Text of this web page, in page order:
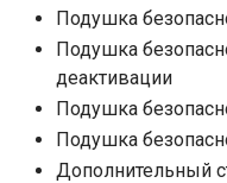
Подушка
Подушка
деактивации
Подушка
Подушка
Дополнительный